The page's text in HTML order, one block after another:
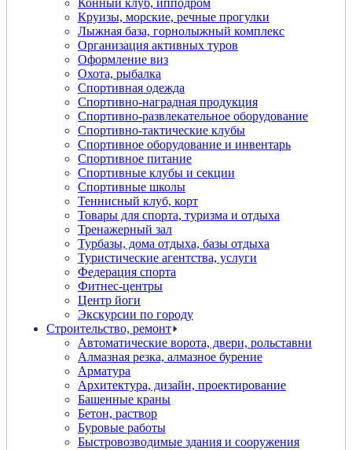
Конный клуб, ипподром
Круизы, морские, речные прогулки
Лыжная база, горнолыжный комплекс
Организация активных туров
Оформление виз
Охота, рыбалка
Спортивная одежда
Спортивно-наградная продукция
Спортивно-развлекательное оборудование
Спортивно-тактические клубы
Спортивное оборудование и инвентарь
Спортивное питание
Спортивные клубы и секции
Спортивные школы
Теннисный клуб, корт
Товары для спорта, туризма и отдыха
Тренажерный зал
Турбазы, дома отдыха, базы отдыха
Туристические агентства, услуги
Федерация спорта
Фитнес-центры
Центр йоги
Экскурсии по городу
Строительство, ремонт
Автоматические ворота, двери, рольставни
Алмазная резка, алмазное бурение
Арматура
Архитектура, дизайн, проектирование
Башенные краны
Бетон, раствор
Буровые работы
Быстровозводимые здания и сооружения